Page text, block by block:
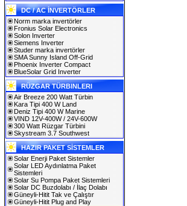
DC / AC İNVERTÖRLER
Norm marka invertörler
Fronius Solar Electronics
Solon Inverter
Siemens Inverter
Studer marka invertörler
SMA Sunny Island Off-Grid
Phoenix Inverter Compact
BlueSolar Grid Inverter
RÜZGAR TÜRBINLERI
Air Breeze 200 Watt Türbin
Kara Tipi 400 W Land
Deniz Tipi 400 W Marine
VIND 12V-400W / 24V-600W
300 Watt Rüzgar Türbini
Skystream 3.7 Southwest
HAZIR PAKET SİSTEMLER
Solar Enerji Paket Sistemler
Solar LED Aydınlatma Paket
Sistemleri
Solar Su Pompa Paket Sistemleri
Solar DC Buzdolabı / İlaç Dolabı
Güneyli-Hitit Tak ve Çalıştır
Güneyli-Hitit Plug and Play